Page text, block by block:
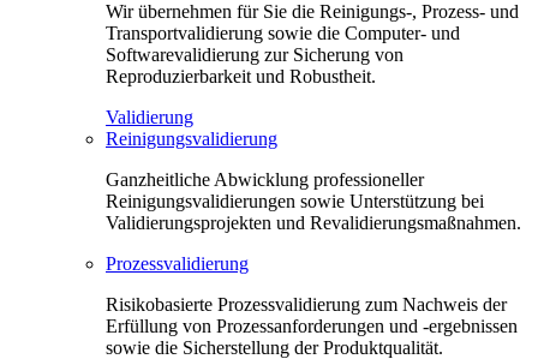
Wir übernehmen für Sie die Reinigungs-, Prozess- und
Transportvalidierung sowie die Computer- und
Softwarevalidierung zur Sicherung von
Reproduzierbarkeit und Robustheit.
Validierung
Reinigungsvalidierung
Ganzheitliche Abwicklung professioneller
Reinigungsvalidierungen sowie Unterstützung bei
Validierungsprojekten und Revalidierungsmaßnahmen.
Prozessvalidierung
Risikobasierte Prozessvalidierung zum Nachweis der
Erfüllung von Prozessanforderungen und -ergebnissen
sowie die Sicherstellung der Produktqualität.